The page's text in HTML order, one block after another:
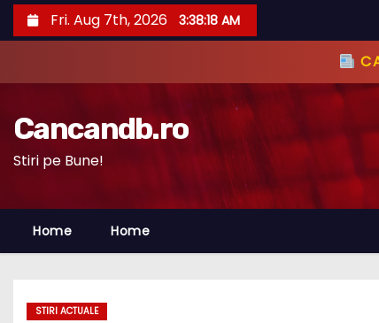
k
p
n
e
Fri. Aug 7th, 2026 3:38:19 AM
Cancandb.ro
Stiri pe Bune!
Home Home
STIRI ACTUALE